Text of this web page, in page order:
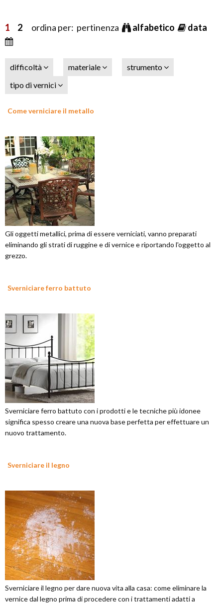
1 2 ordina per: pertinenza alfabetico data
difficoltà materiale
strumento
tipo di vernici
Come verniciare il metallo
Gli oggetti metallici, prima di essere verniciati, vanno preparati
eliminando gli strati di ruggine e di vernice e riportando l'oggetto al
grezzo.
Sverniciare ferro battuto
Sverniciare ferro battuto con i prodotti e le tecniche più idonee
significa spesso creare una nuova base perfetta per effettuare un
nuovo trattamento.
Sverniciare il legno
Sverniciare il legno per dare nuova vita alla casa: come eliminare la
vernice dal legno prima di procedere con i trattamenti adatti a